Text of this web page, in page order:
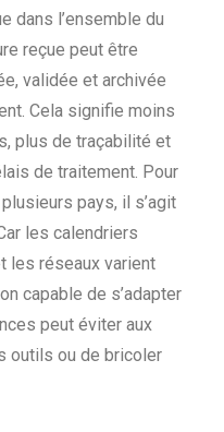
dans l’ensemble du
reçue peut être
validée et archivée
Cela signifie moins
plus de traçabilité et
de traitement. Pour
pays, il s’agit
les calendriers
les réseaux varient
capable de s’adapter
peut éviter aux
outils ou de bricoler